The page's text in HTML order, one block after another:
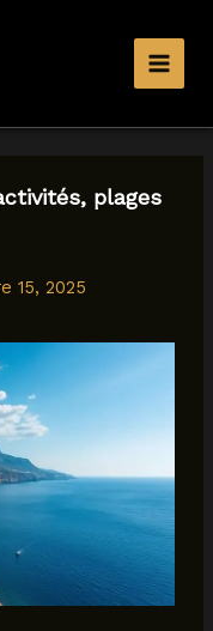
plages
15, 2025